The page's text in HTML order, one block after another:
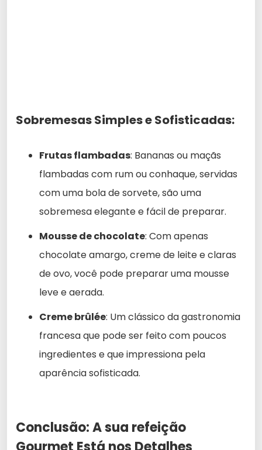
Sobremesas Simples e Sofisticadas:
Frutas flambadas: Bananas ou maçãs
flambadas com rum ou conhaque, servidas
com uma bola de sorvete, são uma
sobremesa elegante e fácil de preparar.
Mousse de chocolate: Com apenas
chocolate amargo, creme de leite e claras
de ovo, você pode preparar uma mousse
leve e aerada.
Creme brûlée: Um clássico da gastronomia
francesa que pode ser feito com poucos
ingredientes e que impressiona pela
aparência sofisticada.
Conclusão: A sua refeição